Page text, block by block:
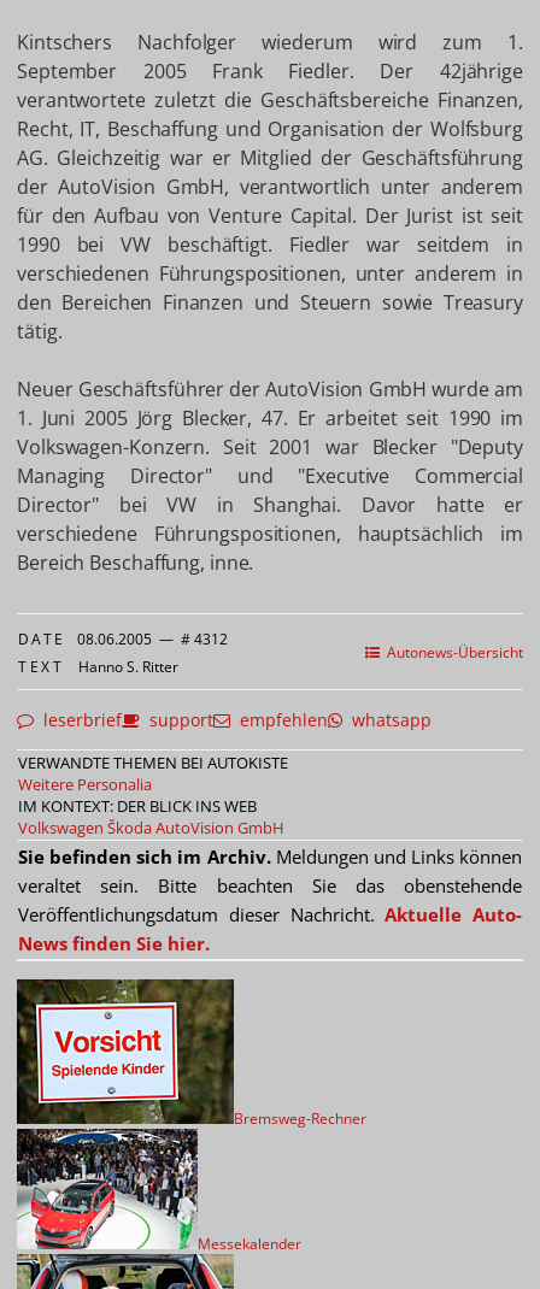
Kintschers Nachfolger wiederum wird zum 1.
September 2005 Frank Fiedler. Der 42jährige
verantwortete zuletzt die Geschäftsbereiche Finanzen,
Recht, IT, Beschaffung und Organisation der Wolfsburg
AG. Gleichzeitig war er Mitglied der Geschäftsführung
der AutoVision GmbH, verantwortlich unter anderem
für den Aufbau von Venture Capital. Der Jurist ist seit
1990 bei VW beschäftigt. Fiedler war seitdem in
verschiedenen Führungspositionen, unter anderem in
den Bereichen Finanzen und Steuern sowie Treasury
tätig.
Neuer Geschäftsführer der AutoVision GmbH wurde am
1. Juni 2005 Jörg Blecker, 47. Er arbeitet seit 1990 im
Volkswagen-Konzern. Seit 2001 war Blecker "Deputy
Managing Director" und "Executive Commercial
Director" bei VW in Shanghai. Davor hatte er
verschiedene Führungspositionen, hauptsächlich im
Bereich Beschaffung, inne.
Autonews-Übersicht
DATE 08.06.2005 — # 4312
TEXT Hanno S. Ritter
leserbrief support empfehlen whatsapp
VERWANDTE THEMEN BEI AUTOKISTE
Weitere Personalia
IM KONTEXT: DER BLICK INS WEB
Volkswagen ŠkodaAutoVision GmbH
Sie befinden sich im Archiv.Meldungen und Links können
veraltet sein. Bitte beachten Sie das obenstehende
Veröffentlichungsdatum dieser Nachricht.Aktuelle Auto-
News finden Sie hier.
Bremsweg-Rechner
Messekalender